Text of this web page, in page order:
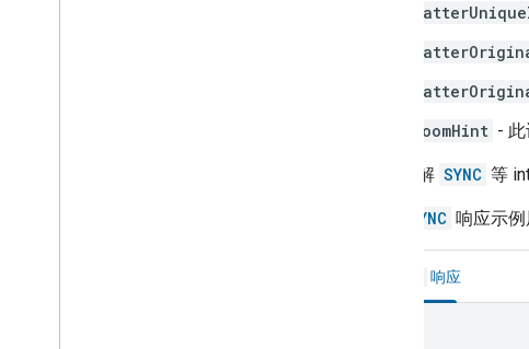
roomHint - 此
如需了解 SYNC 等
SYNC 响应示
响应